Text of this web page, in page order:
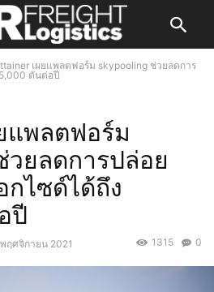
เผยแพลตฟอร์ม skypooling ช่วยลดการ
ตันต่อปี
แพลตฟอร์ม
ยลดการปล่อย
ไซด์ได้ถึง
ปี
พฤศจิกายน 2021 0
1315